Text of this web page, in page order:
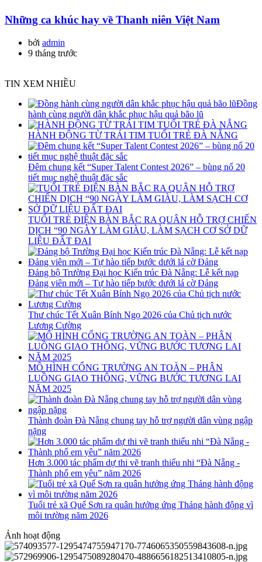
Những ca khúc hay về Thanh niên Việt Nam
bởi admin
9 tháng trước
TIN XEM NHIỀU
Đồng
hành cùng người dân khắc phục hậu quả bão lũ
HÀNH ĐỘNG TỪ TRÁI TIM TUỔI TRẺ ĐÀ NẴNG
Đêm chung kết “Super Talent Contest 2026” – bùng nổ 20
tiết mục nghệ thuật đặc sắc
TUỔI TRẺ ĐIỆN BÀN BẮC RA QUÂN HỖ TRỢ CHIẾN
DỊCH “90 NGÀY LÀM GIÀU, LÀM SẠCH CƠ SỞ DỮ
LIỆU ĐẤT ĐAI
Đảng bộ Trường Đại học Kiến trúc Đà Nẵng: Lễ kết nạp
Đảng viên mới – Tự hào tiếp bước dưới lá cờ Đảng
Thư chúc Tết Xuân Bính Ngọ 2026 của Chủ tịch nước
Lương Cường
MÔ HÌNH CỔNG TRƯỜNG AN TOÀN – PHÂN
LUỒNG GIAO THÔNG, VỮNG BƯỚC TƯƠNG LAI
NĂM 2025
Thành đoàn Đà Nẵng chung tay hỗ trợ người dân vùng ngập
nặng
Hơn 3.000 tác phẩm dự thi vẽ tranh thiếu nhi “Đà Nẵng -
Thành phố em yêu” năm 2026
Tuổi trẻ xã Quế Sơn ra quân hưởng ứng Tháng hành động vì
môi trường năm 2026
Ảnh hoạt động